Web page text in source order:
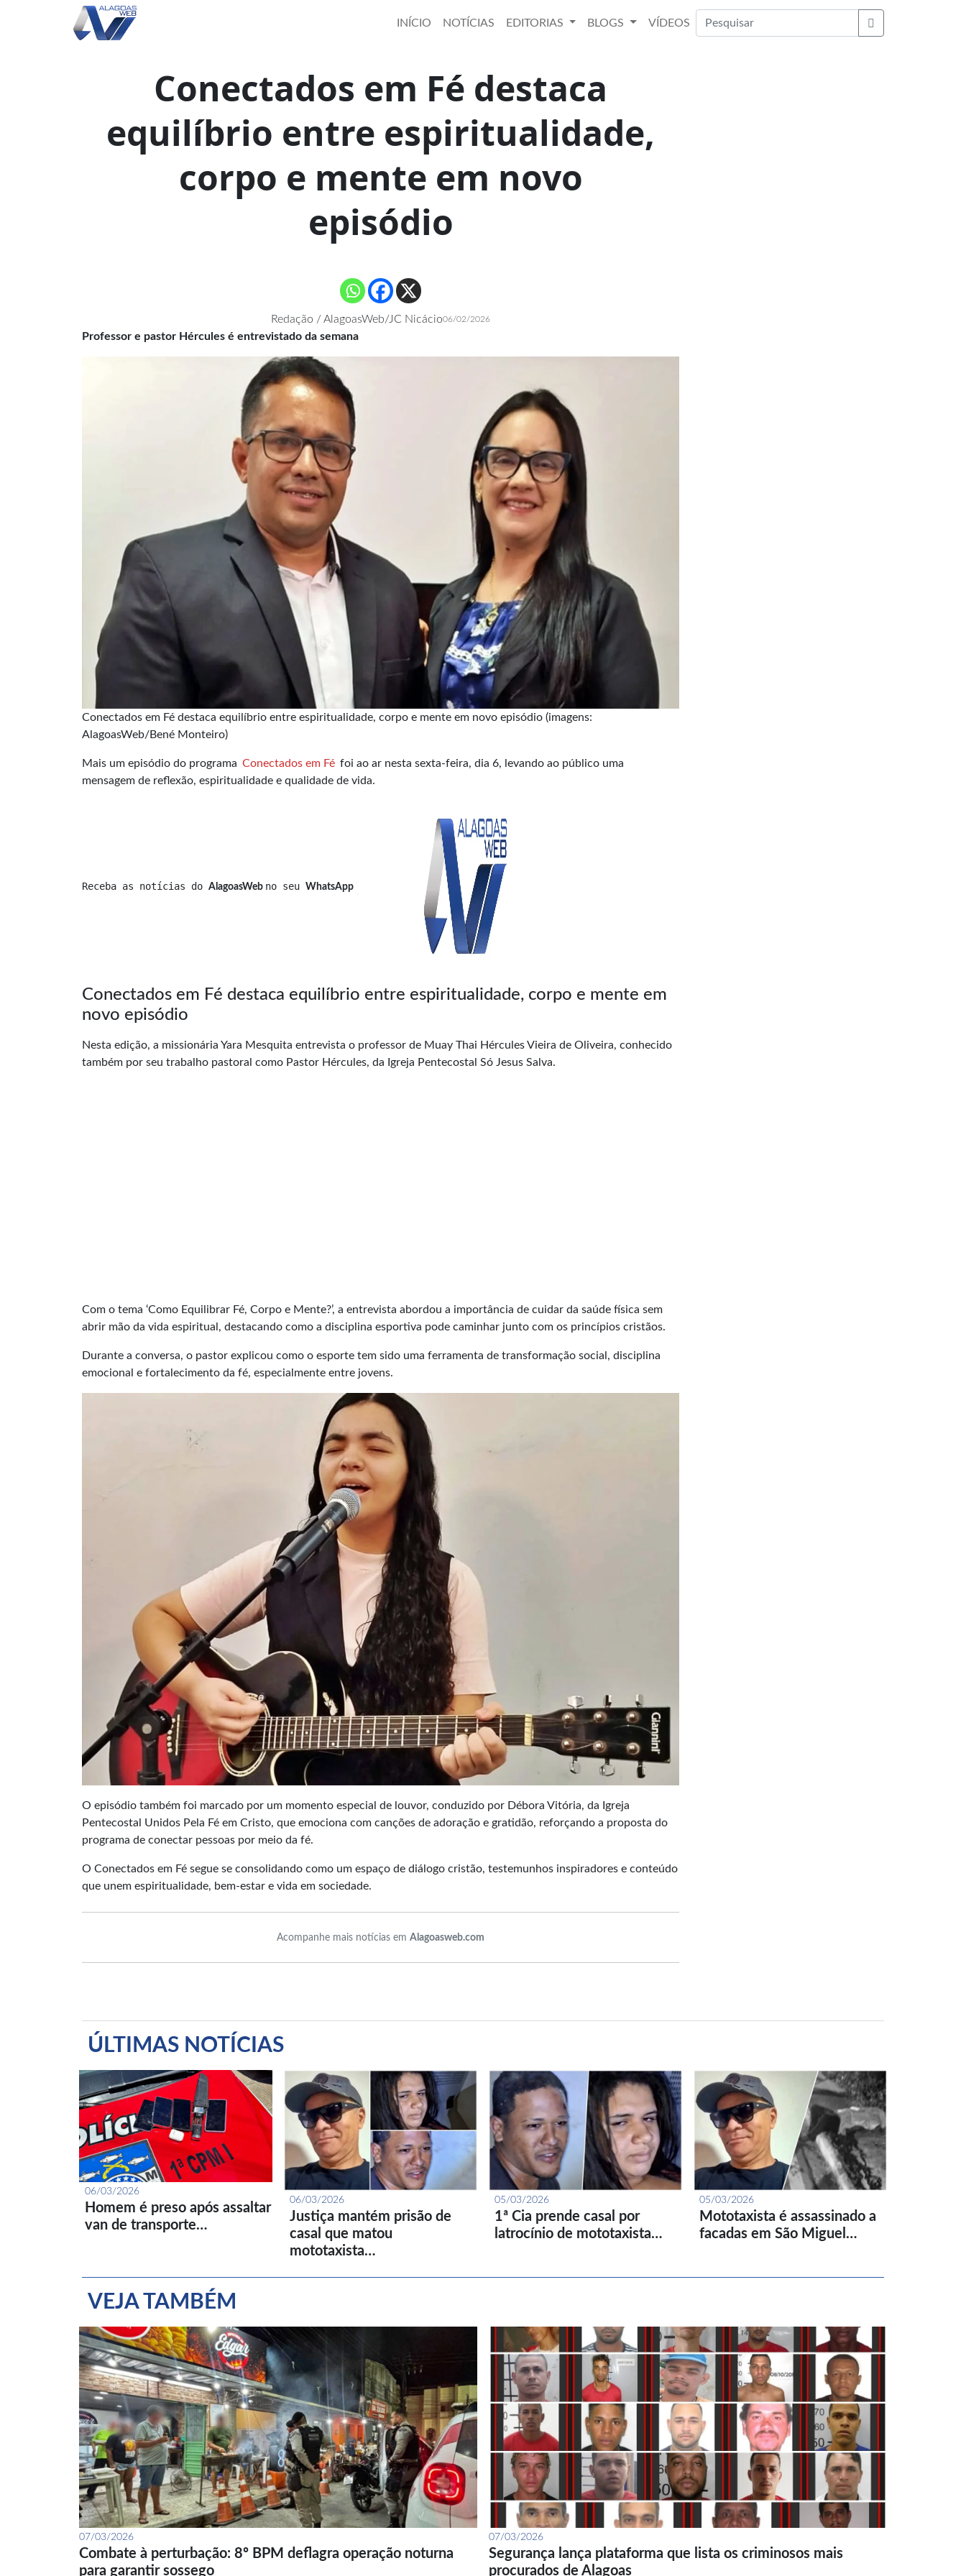
INÍCIO NOTÍCIAS EDITORIAS BLOGS
VÍDEOS
Buscar
Conectados em Fé destaca
equilíbrio entre espiritualidade,
corpo e mente em novo
episódio
Redação / AlagoasWeb/JC Nicácio06/02/2026
Professor e pastor Hércules é entrevistado da semana
Conectados em Fé destaca equilíbrio entre espiritualidade, corpo e mente em novo episódio (imagens:
AlagoasWeb/Bené Monteiro)
Mais um episódio do programa Conectados em Fé foi ao ar nesta sexta-feira, dia 6, levando ao público uma
mensagem de reflexão, espiritualidade e qualidade de vida.
Receba as notícias do AlagoasWeb no seu WhatsApp
Conectados em Fé destaca equilíbrio entre espiritualidade, corpo e mente em
novo episódio
Nesta edição, a missionária Yara Mesquita entrevista o professor de Muay Thai Hércules Vieira de Oliveira, conhecido
também por seu trabalho pastoral como Pastor Hércules, da Igreja Pentecostal Só Jesus Salva.
Com o tema ‘Como Equilibrar Fé, Corpo e Mente?’, a entrevista abordou a importância de cuidar da saúde física sem
abrir mão da vida espiritual, destacando como a disciplina esportiva pode caminhar junto com os princípios cristãos.
Durante a conversa, o pastor explicou como o esporte tem sido uma ferramenta de transformação social, disciplina
emocional e fortalecimento da fé, especialmente entre jovens.
O episódio também foi marcado por um momento especial de louvor, conduzido por Débora Vitória, da Igreja
Pentecostal Unidos Pela Fé em Cristo, que emociona com canções de adoração e gratidão, reforçando a proposta do
programa de conectar pessoas por meio da fé.
O Conectados em Fé segue se consolidando como um espaço de diálogo cristão, testemunhos inspiradores e conteúdo
que unem espiritualidade, bem-estar e vida em sociedade.
Acompanhe mais notícias em Alagoasweb.com
ÚLTIMAS NOTÍCIAS
06/03/2026
Homem é preso após assaltar
van de transporte…
06/03/2026
Justiça mantém prisão de
casal que matou
mototaxista…
05/03/2026
1ª Cia prende casal por
latrocínio de mototaxista…
05/03/2026
Mototaxista é assassinado a
facadas em São Miguel…
VEJA TAMBÉM
07/03/2026
Combate à perturbação: 8º BPM deflagra operação noturna
para garantir sossego
07/03/2026
Segurança lança plataforma que lista os criminosos mais
procurados de Alagoas